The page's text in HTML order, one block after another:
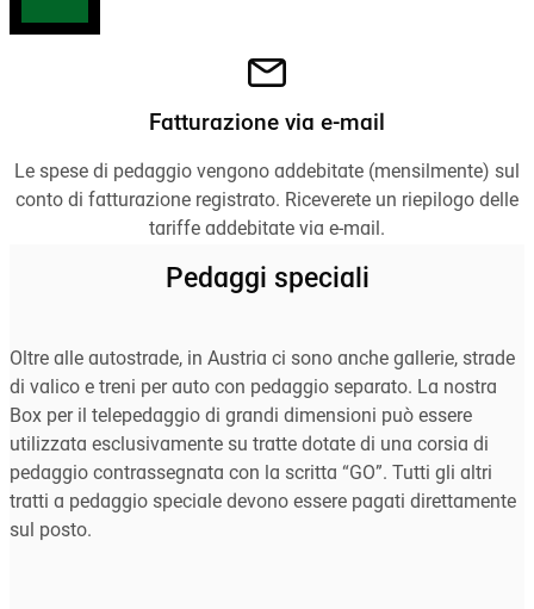
Fatturazione via e-mail
Le spese di pedaggio vengono addebitate (mensilmente) sul
conto di fatturazione registrato. Riceverete un riepilogo delle
tariffe addebitate via e-mail.
Pedaggi speciali
Oltre alle autostrade, in Austria ci sono anche gallerie, strade
di valico e treni per auto con pedaggio separato. La nostra
Box per il telepedaggio di grandi dimensioni può essere
utilizzata esclusivamente su tratte dotate di una corsia di
pedaggio contrassegnata con la scritta “GO”. Tutti gli altri
tratti a pedaggio speciale devono essere pagati direttamente
sul posto.